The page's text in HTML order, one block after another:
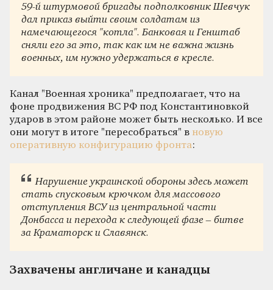
59-й штурмовой бригады подполковник Шевчук
дал приказ выйти своим солдатам из
намечающегося "котла". Банковая и Генштаб
сняли его за это, так как им не важна жизнь
военных, им нужно удержаться в кресле.
Канал "Военная хроника" предполагает, что на
фоне продвижения ВС РФ под Константиновкой
ударов в этом районе может быть несколько. И все
они могут в итоге "пересобраться" в новую
оперативную конфигурацию фронта:
Нарушение украинской обороны здесь может
стать спусковым крючком для массового
отступления ВСУ из центральной части
Донбасса и перехода к следующей фазе – битве
за Краматорск и Славянск.
Захвачены англичане и канадцы